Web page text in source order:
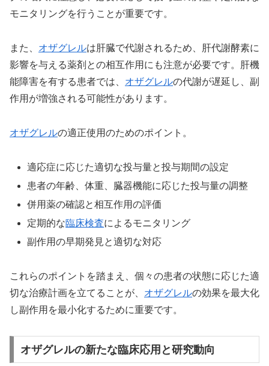
モニタリングを行うことが重要です。
また、 オザグレルは肝臓で代謝されるため、肝代謝酵素に
影響を与える薬剤との相互作用にも注意が必要です。肝機
能障害を有する患者では、 オザグレルの代謝が遅延し、副
作用が増強される可能性があります。
オザグレルの適正使用のためのポイント。
適応症に応じた適切な投与量と投与期間の設定
患者の年齢、体重、臓器機能に応じた投与量の調整
併用薬の確認と相互作用の評価
定期的な臨床検査によるモニタリング
副作用の早期発見と適切な対応
これらのポイントを踏まえ、個々の患者の状態に応じた適
切な治療計画を立てることが、 オザグレルの効果を最大化
し副作用を最小化するために重要です。
オザグレルの新たな臨床応用と研究動向